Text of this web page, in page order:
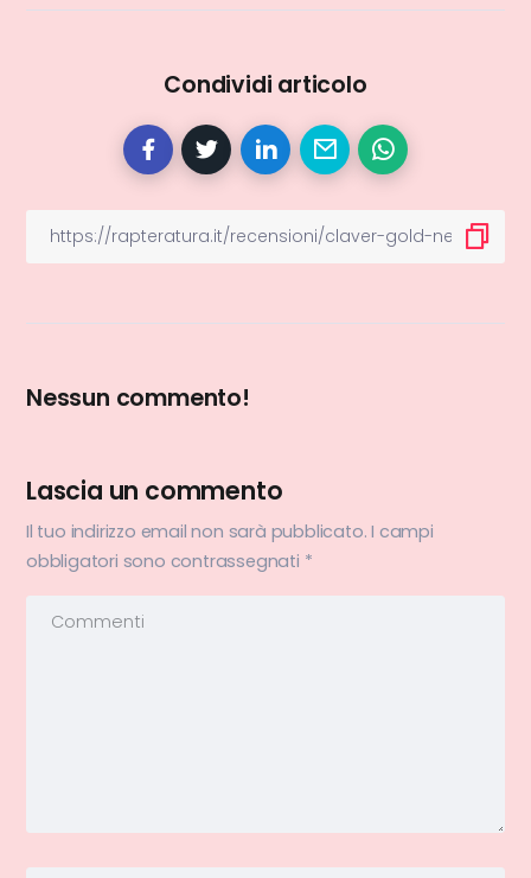
Condividi articolo
Nessun commento!
Lascia un commento
Il tuo indirizzo email non sarà pubblicato. I campi
obbligatori sono contrassegnati *